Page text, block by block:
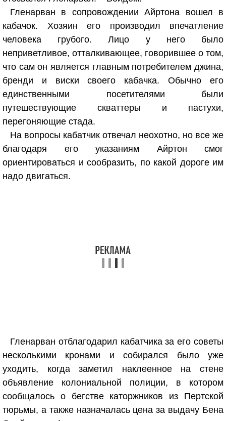
Гленарван в сопровождении Айртона вошел в
кабачок. Хозяин его производил впечатление
человека грубого. Лицо у него было
неприветливое, отталкивающее, говорившее о том,
что сам он является главным потребителем джина,
бренди и виски своего кабачка. Обычно его
единственными посетителями были
путешествующие скваттеры и пастухи,
перегоняющие стада.
На вопросы кабатчик отвечал неохотно, но все же
благодаря его указаниям Айртон смог
ориентироваться и сообразить, по какой дороге им
надо двигаться.
Гленарван отблагодарил кабатчика за его советы
несколькими кронами и собирался было уже
уходить, когда заметил наклеенное на стене
объявление колониальной полиции, в котором
сообщалось о бегстве каторжников из Пертской
тюрьмы, а также назначалась цена за выдачу Бена